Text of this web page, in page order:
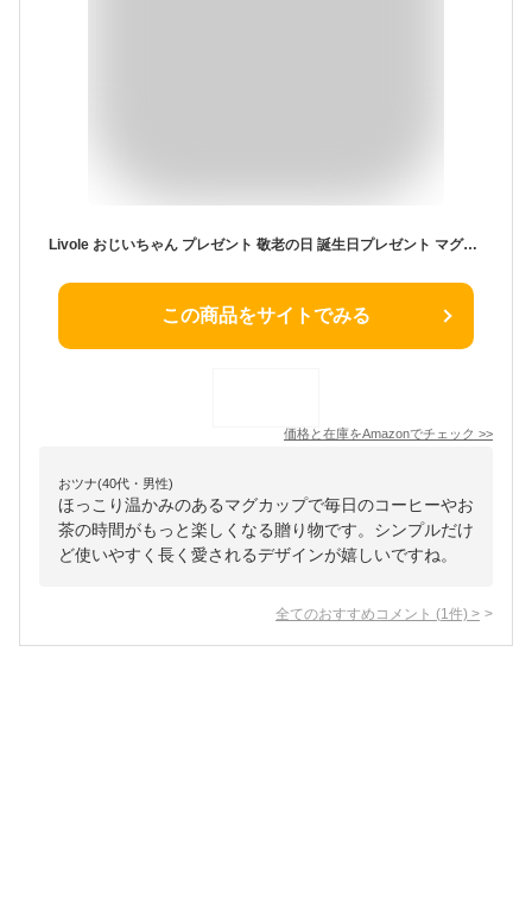
Livole おじいちゃん プレゼント 敬老の日 誕生日プレゼント マグカップ ステンレス 保冷 保温 蓋付き 真空断熱 マグ コップ コーヒーカップ 真空マグ ストロー付き コーヒー お茶 ジュース ビール お酒 母の日 記念日 ギフト 贈り物 「おじいちゃん いつも本当にありがとう」350ml 、1個入り、ダークブルー
この商品をサイトでみる
価格と在庫をAmazonでチェック >>
おツナ(40代・男性)
ほっこり温かみのあるマグカップで毎日のコーヒーやお
茶の時間がもっと楽しくなる贈り物です。シンプルだけ
ど使いやすく長く愛されるデザインが嬉しいですね。
全てのおすすめコメント (1 件) >